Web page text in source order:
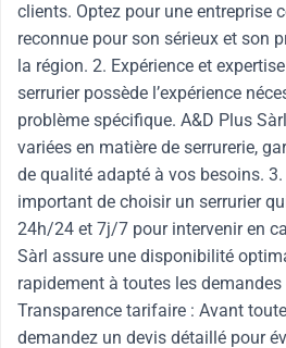
clients. Optez pour une entreprise
reconnue pour son sérieux et son
la région. 2. Expérience et
serrurier possède l’expérience
problème spécifique. A&D Plus
variées en matière de serrurerie,
de qualité adapté à vos besoins.
important de choisir un serrurier
24h/24 et 7j/7 pour intervenir en
Sàrl assure une disponibilité
rapidement à toutes les demandes
Transparence tarifaire : Avant
demandez un devis détaillé pour